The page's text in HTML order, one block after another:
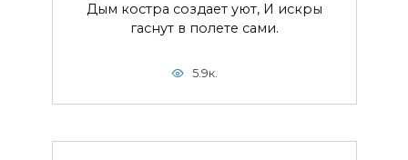
Дым костра создает уют, И искры
гаснут в полете сами.
5.9к.